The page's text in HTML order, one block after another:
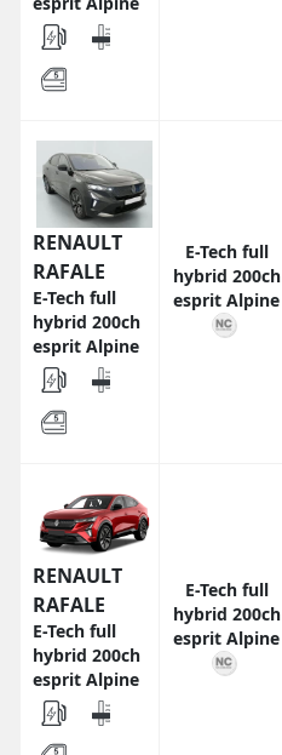
RENAULT
RAFALE
E-Tech full
hybrid 200ch
esprit Alpine
E-Tech full
hybrid 200ch
esprit Alpine
RENAULT
RAFALE
E-Tech full
hybrid 200ch
esprit Alpine
E-Tech full
hybrid 200ch
esprit Alpine